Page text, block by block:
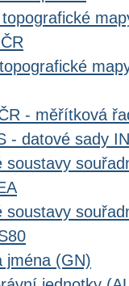
- měřítková
- datové sady
soustavy
soustavy
jména (GN)